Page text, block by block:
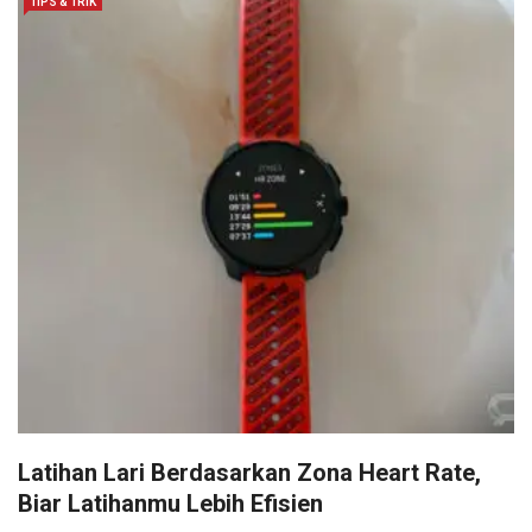
Latihan Lari Berdasarkan Zona Heart Rate,
Biar Latihanmu Lebih Efisien